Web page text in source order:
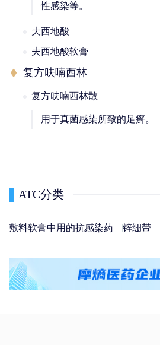
性感染等。
夫西地酸
夫西地酸软膏
复方呋喃西林
复方呋喃西林散
用于真菌感染所致的足癣。
ATC分类
敷料软膏中用的抗感染药 锌绷带